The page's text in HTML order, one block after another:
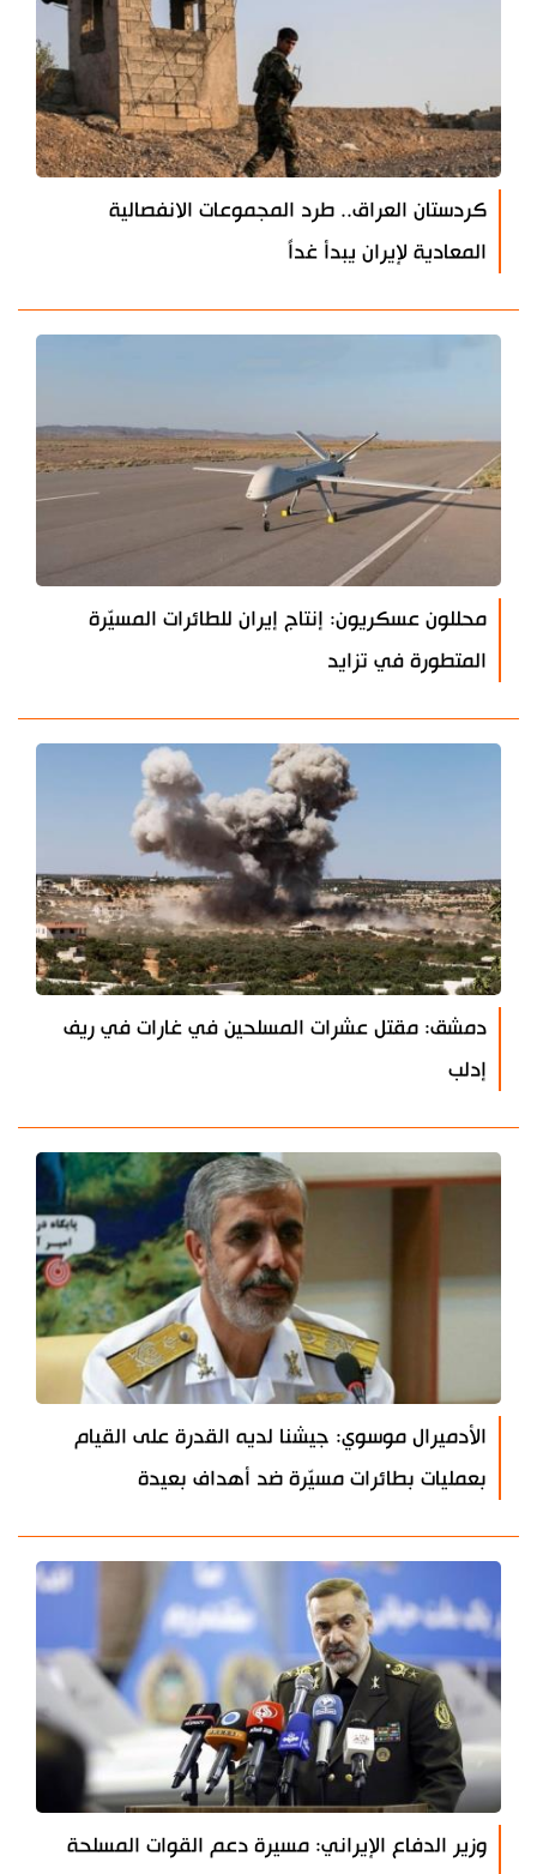
كردستان العراق.. طرد المجموعات الانفصالية
المعادية لإيران يبدأ غداً
محللون عسكريون: إنتاج إيران للطائرات المسيّرة
المتطورة في تزايد
دمشق: مقتل عشرات المسلحين في غارات في ريف
إدلب
الأدميرال موسوي: جيشنا لديه القدرة على القيام
بعمليات بطائرات مسيّرة ضد أهداف بعيدة
وزير الدفاع الإيراني: مسيرة دعم القوات المسلحة